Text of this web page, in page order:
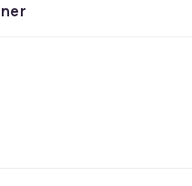
hull for kamera,